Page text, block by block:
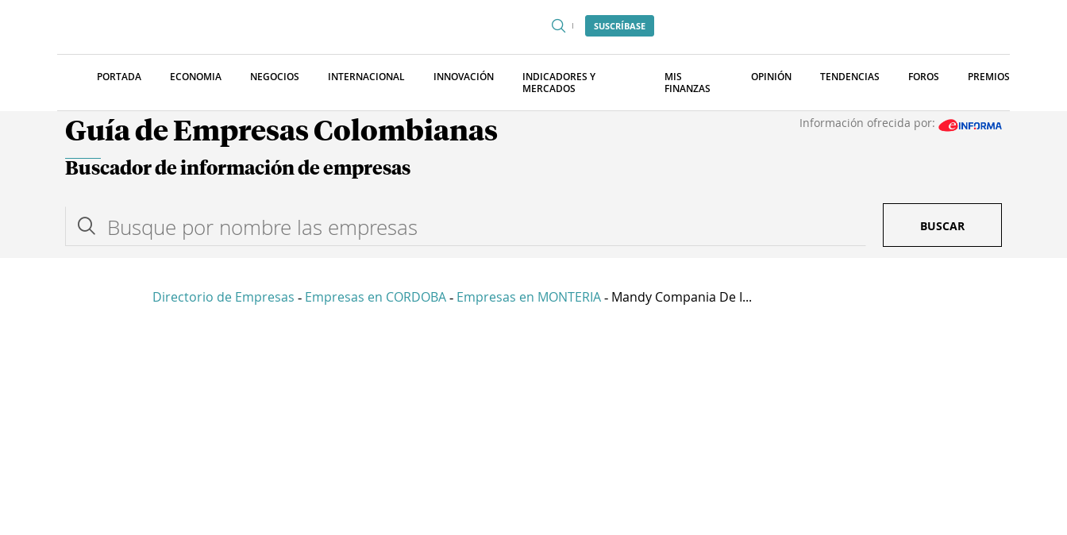
SUSCRÍBASE
PORTADA ECONOMIA NEGOCIOS INTERNACIONAL INNOVACIÓN
INDICADORES Y
MERCADOS
MIS
FINANZAS
OPINIÓN TENDENCIAS FOROS PREMIOS
Guía de Empresas Colombianas Información ofrecida por:
Buscador de información de empresas
BUSCAR
Directorio de Empresas - Empresas en CORDOBA - Empresas en MONTERIA - Mandy Compania De I...